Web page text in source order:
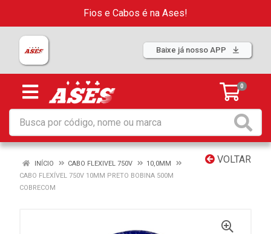
Fios e Cabos é na Ases!
Baixe já nosso APP
0
VOLTAR
INÍCIO CABO FLEXIVEL 750V
10,0MM
CABO FLEXÍVEL 750V 10MM PRETO BOBINA 500M
COBRECOM